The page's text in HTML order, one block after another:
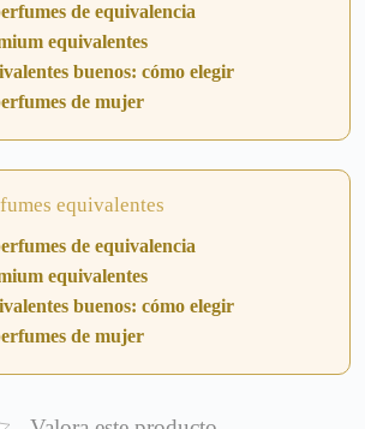
de equivalencia
equivalentes
buenos: cómo elegir
de mujer
equivalentes
de equivalencia
equivalentes
buenos: cómo elegir
de mujer